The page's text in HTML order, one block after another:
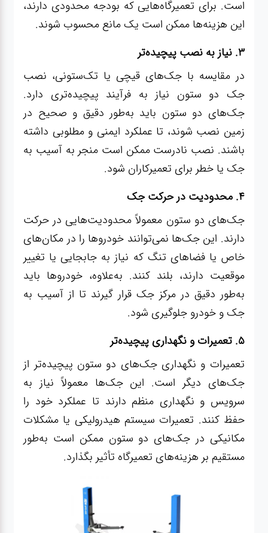
است. برای تعمیرگاه‌هایی که بودجه محدودی دارند،
این هزینه‌ها ممکن است یک مانع محسوب شوند.
۳. نیاز به نصب پیچیده‌تر
در مقایسه با جک‌های قیچی یا تک‌ستونی، نصب
جک دو ستون نیاز به فرآیند پیچیده‌تری دارد.
جک‌های دو ستون باید به‌طور دقیق و صحیح در
زمین نصب شوند، تا عملکرد ایمنی و مطلوبی داشته
باشند. نصب نادرست ممکن است منجر به آسیب به
جک یا خطر برای تعمیرکاران شود.
۴. محدودیت در حرکت جک
جک‌های دو ستون معمولاً محدودیت‌هایی در حرکت
دارند. این جک‌ها نمی‌توانند خودروها را در مکان‌های
خاص یا فضاهای تنگ که نیاز به جابجایی یا تغییر
موقعیت دارند، بلند کنند. به‌علاوه، خودروها باید
به‌طور دقیق در مرکز جک قرار گیرند تا از آسیب به
جک و خودرو جلوگیری شود.
۵. تعمیرات و نگهداری پیچیده‌تر
تعمیرات و نگهداری جک‌های دو ستون پیچیده‌تر از
جک‌های دیگر است. این جک‌ها معمولاً نیاز به
سرویس و نگهداری منظم دارند تا عملکرد خود را
حفظ کنند. تعمیرات سیستم هیدرولیکی یا مشکلات
مکانیکی در جک‌های دو ستون ممکن است به‌طور
مستقیم بر هزینه‌های تعمیرگاه تأثیر بگذارد.